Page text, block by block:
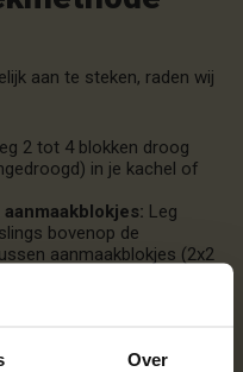
Over
aan te steken, raden wij
2 tot 4 blokken droog
in je kachel of
Leg
bovenop de
aanmaakblokjes (2x2
de houtblokken van